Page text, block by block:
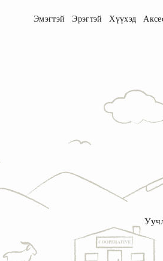
Эмэгтэй Эрэгтэй Хүүхэд